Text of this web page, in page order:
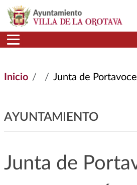
Pasar al contenido principal
Inicio Junta de
AYUNTAMIENTO
Junta de